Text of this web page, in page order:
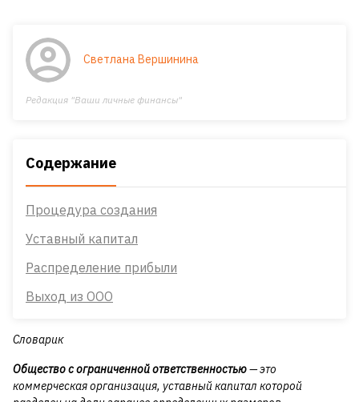
Светлана Вершинина
Редакция "Ваши личные финансы"
Содержание
Процедура создания
Уставный капитал
Распределение прибыли
Выход из ООО
Словарик
Общество с ограниченной ответственностью— это
коммерческая организация, уставный капитал которой